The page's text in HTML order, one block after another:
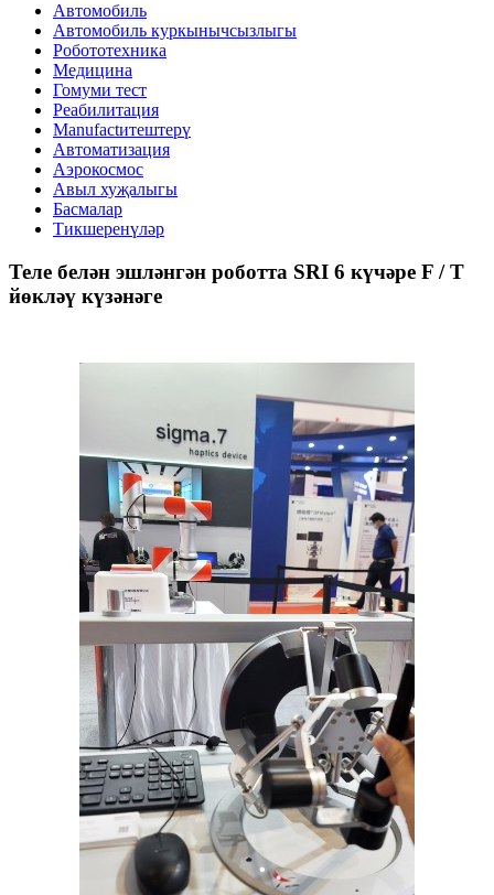
Автомобиль
Автомобиль куркынычсызлыгы
Робототехника
Медицина
Гомуми тест
Реабилитация
Manufactитештерү
Автоматизация
Аэрокосмос
Авыл хуҗалыгы
Басмалар
Тикшеренүләр
Теле белән эшләнгән роботта SRI 6 күчәре F / T
йөкләү күзәнәге